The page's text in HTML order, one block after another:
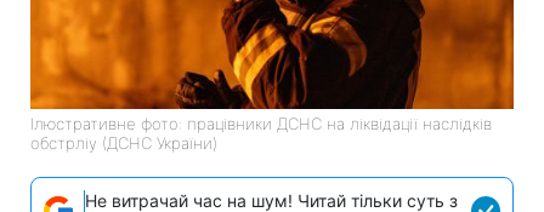
Ілюстративне фото: працівники ДСНС на ліквідації наслідків
обстрліу (ДСНС України)
Не витрачай час на шум! Читай тільки суть з